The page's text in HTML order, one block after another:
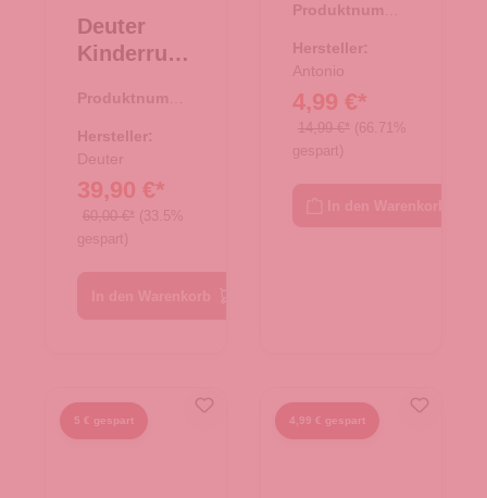
Deuter
Kinderruck
Waldfuchs
14 wave-
nightblue
Produktnumme
Hersteller:
Deuter
39,90 €*
60,00 €* (33.5%
gespart)
"Clou"
Dots
Größe
40/41 -
schwarz
Produktnumme
Hersteller:
Antonio
4,99 €*
14,99 €* (66.71%
gespart)
5 € gespart 4,99 € gespart